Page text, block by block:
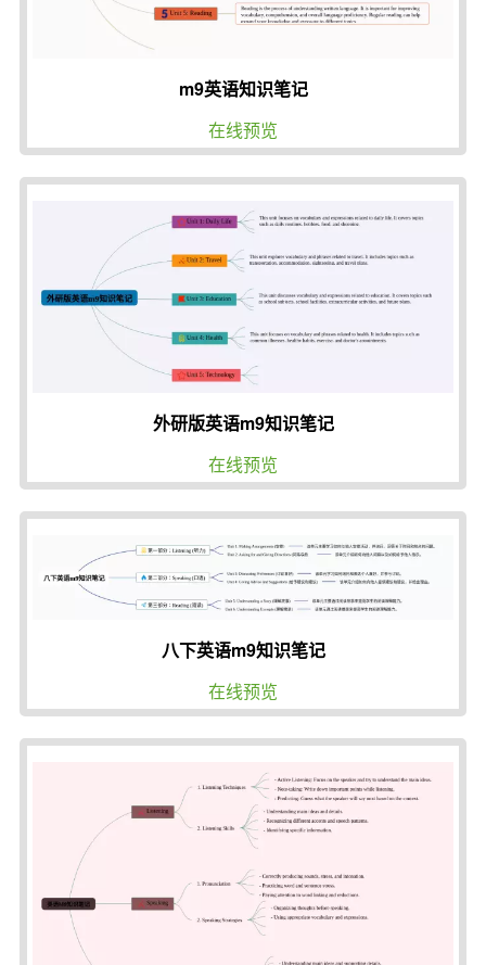
m9英语知识笔记
在线预览
外研版英语m9知识笔记
在线预览
八下英语m9知识笔记
在线预览